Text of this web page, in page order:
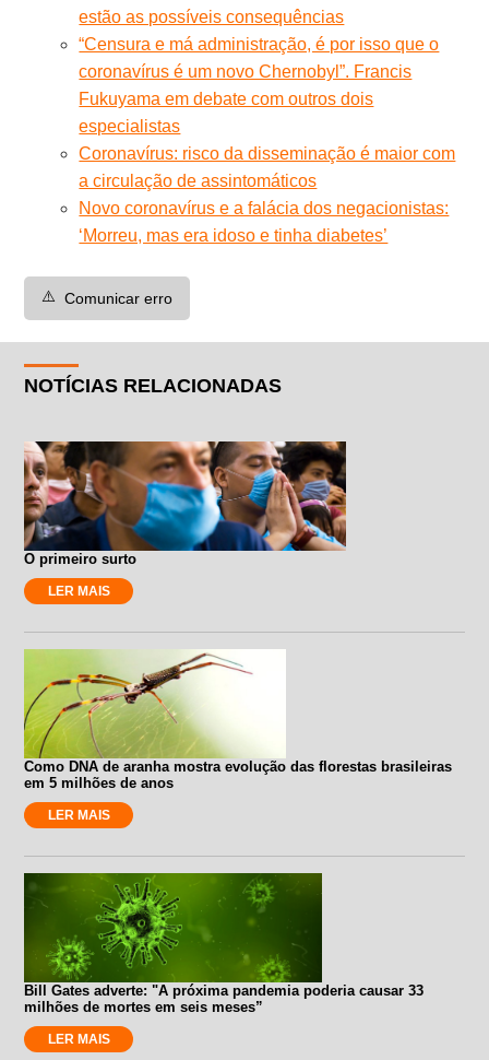
estão as possíveis consequências
“Censura e má administração, é por isso que o
coronavírus é um novo Chernobyl”. Francis
Fukuyama em debate com outros dois
especialistas
Coronavírus: risco da disseminação é maior com
a circulação de assintomáticos
Novo coronavírus e a falácia dos negacionistas:
‘Morreu, mas era idoso e tinha diabetes’
⚠️ Comunicar erro
NOTÍCIAS RELACIONADAS
O primeiro surto
LER MAIS
Como DNA de aranha mostra evolução das florestas brasileiras
em 5 milhões de anos
LER MAIS
Bill Gates adverte: "A próxima pandemia poderia causar 33
milhões de mortes em seis meses”
LER MAIS